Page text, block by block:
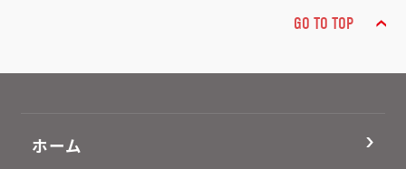
GO TO TOP
ホーム